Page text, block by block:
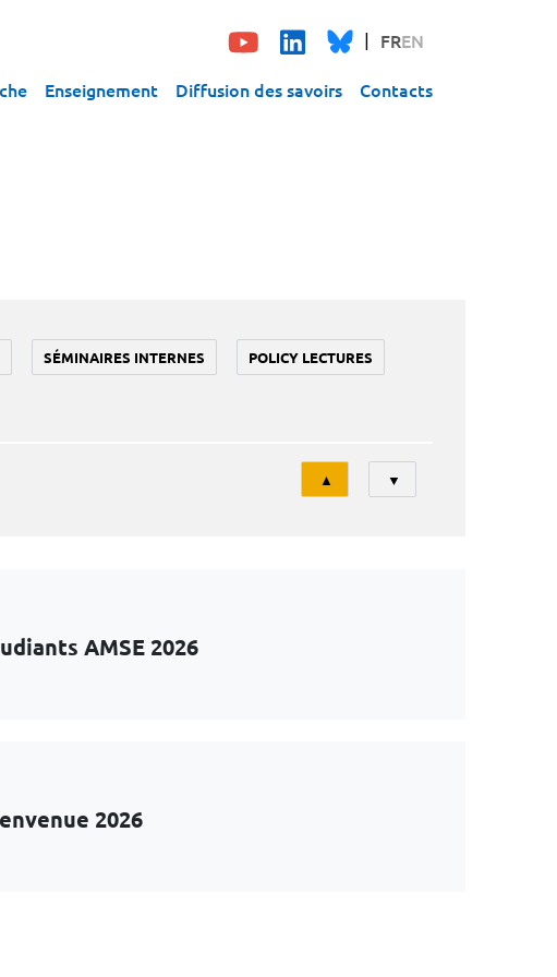
FREN
Enseignement Diffusion des savoirs Contacts
SÉMINAIRES INTERNES POLICY LECTURES
Tri
▲ ▼
AMSE 2026
2026